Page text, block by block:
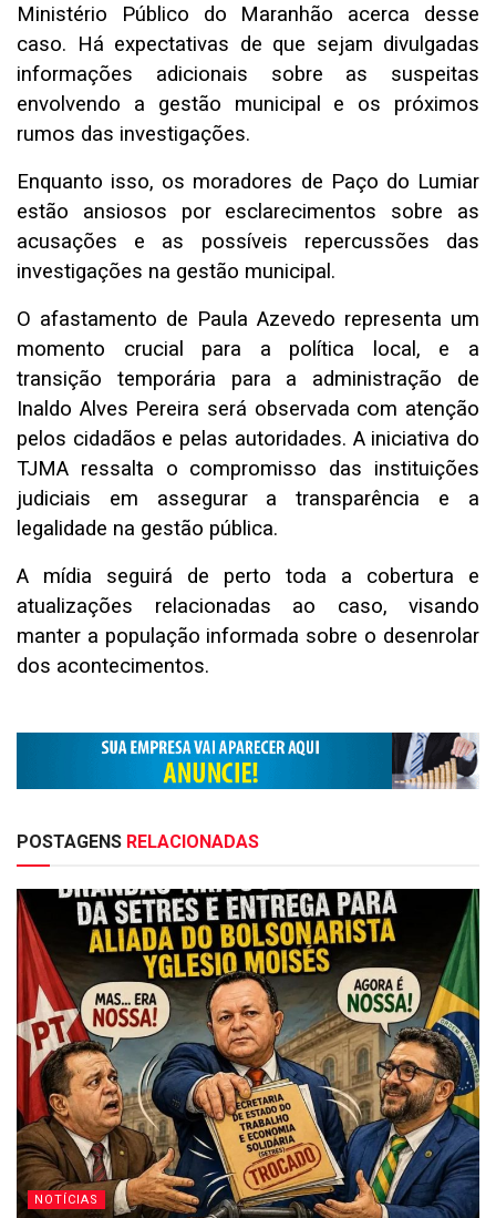
Ministério Público do Maranhão acerca desse
caso. Há expectativas de que sejam divulgadas
informações adicionais sobre as suspeitas
envolvendo a gestão municipal e os próximos
rumos das investigações.
Enquanto isso, os moradores de Paço do Lumiar
estão ansiosos por esclarecimentos sobre as
acusações e as possíveis repercussões das
investigações na gestão municipal.
O afastamento de Paula Azevedo representa um
momento crucial para a política local, e a
transição temporária para a administração de
Inaldo Alves Pereira será observada com atenção
pelos cidadãos e pelas autoridades. A iniciativa do
TJMA ressalta o compromisso das instituições
judiciais em assegurar a transparência e a
legalidade na gestão pública.
A mídia seguirá de perto toda a cobertura e
atualizações relacionadas ao caso, visando
manter a população informada sobre o desenrolar
dos acontecimentos.
POSTAGENS RELACIONADAS
NOTÍCIAS